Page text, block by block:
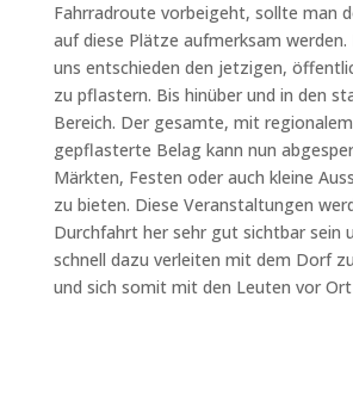
Fahrradroute vorbeigeht, sollte man
auf diese Plätze aufmerksam werden.
uns entschieden den jetzigen,
zu pflastern. Bis hinüber und in den
Bereich. Der gesamte, mit
gepflasterte Belag kann nun
Märkten, Festen oder auch kleine
zu bieten. Diese Veranstaltungen
Durchfahrt her sehr gut sichtbar sein
schnell dazu verleiten mit dem Dorf
und sich somit mit den Leuten vor